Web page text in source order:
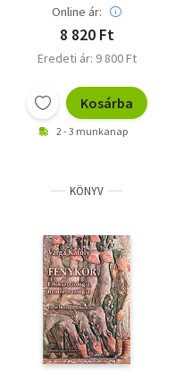
megközelítés
irodalmából
Online ár:
8 820 Ft
Eredeti ár: 9 800 Ft
Kosárba
2 - 3 munkanap
KÖNYV